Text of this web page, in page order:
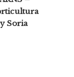
Soria